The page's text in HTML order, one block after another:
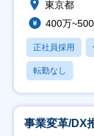
東京都
400万
正社員採用
転勤なし
事業変革/DX